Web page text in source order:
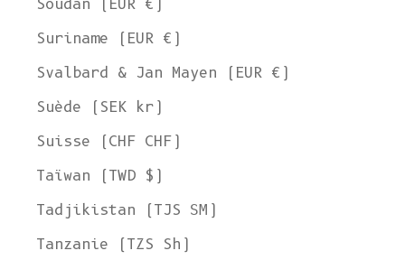
Soudan (EUR €)
Suriname (EUR €)
Svalbard & Jan Mayen (EUR €)
Suède (SEK kr)
Suisse (CHF CHF)
Taïwan (TWD $)
Tadjikistan (TJS ЅМ)
Tanzanie (TZS Sh)